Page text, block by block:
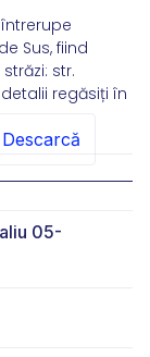
întrerupe
Sus, fiind
str.
regăsiți în
Descarcă
05-